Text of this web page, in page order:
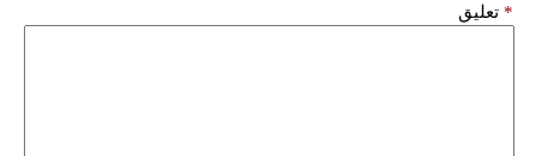
تعليق *